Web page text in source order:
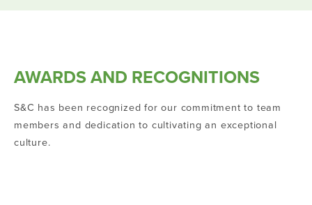
AWARDS AND RECOGNITIONS
S&C has been recognized for our commitment to team
members and dedication to cultivating an exceptional
culture.